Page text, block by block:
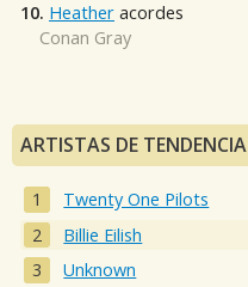
10. Heather acordes
Conan Gray
ARTISTAS DE TENDENCIA
Twenty One Pilots
Billie Eilish
Unknown